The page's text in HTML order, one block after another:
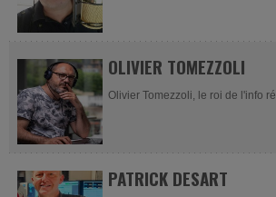
OLIVIER TOMEZZOLI
Olivier Tomezzoli, le roi de l'info
PATRICK DESART